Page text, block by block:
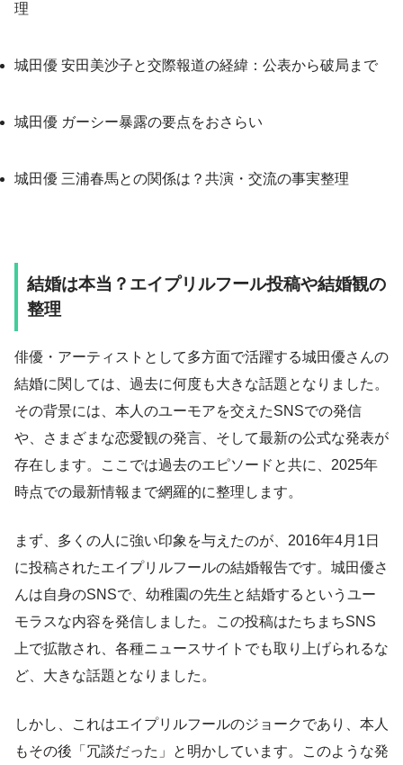
理
城田優 安田美沙子と交際報道の経緯：公表から破局まで
城田優 ガーシー暴露の要点をおさらい
城田優 三浦春馬との関係は？共演・交流の事実整理
結婚は本当？エイプリルフール投稿や結婚観の
整理
俳優・アーティストとして多方面で活躍する城田優さんの
結婚に関しては、過去に何度も大きな話題となりました。
その背景には、本人のユーモアを交えたSNSでの発信
や、さまざまな恋愛観の発言、そして最新の公式な発表が
存在します。ここでは過去のエピソードと共に、2025年
時点での最新情報まで網羅的に整理します。
まず、多くの人に強い印象を与えたのが、2016年4月1日
に投稿されたエイプリルフールの結婚報告です。城田優さ
んは自身のSNSで、幼稚園の先生と結婚するというユー
モラスな内容を発信しました。この投稿はたちまちSNS
上で拡散され、各種ニュースサイトでも取り上げられるな
ど、大きな話題となりました。
しかし、これはエイプリルフールのジョークであり、本人
もその後「冗談だった」と明かしています。このような発